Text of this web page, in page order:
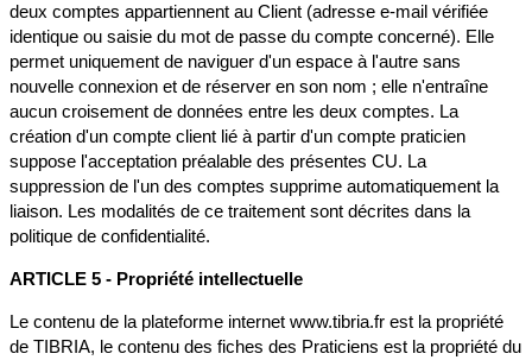
deux comptes appartiennent au Client (adresse e-mail vérifiée
identique ou saisie du mot de passe du compte concerné). Elle
permet uniquement de naviguer d'un espace à l'autre sans
nouvelle connexion et de réserver en son nom ; elle n'entraîne
aucun croisement de données entre les deux comptes. La
création d'un compte client lié à partir d'un compte praticien
suppose l'acceptation préalable des présentes CU. La
suppression de l'un des comptes supprime automatiquement la
liaison. Les modalités de ce traitement sont décrites dans la
politique de confidentialité.
ARTICLE 5 - Propriété intellectuelle
Le contenu de la plateforme internet www.tibria.fr est la propriété
de TIBRIA, le contenu des fiches des Praticiens est la propriété du